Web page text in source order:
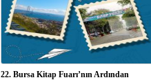
22. Bursa Kitap Fuarı’nın Ardından